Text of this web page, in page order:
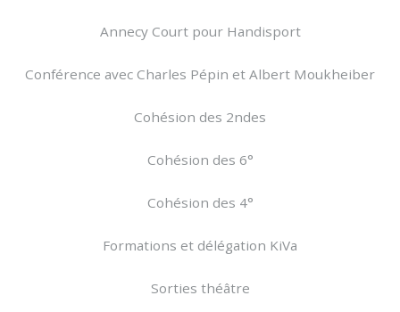
Annecy Court pour Handisport
Conférence avec Charles Pépin et Albert Moukheiber
Cohésion des 2ndes
Cohésion des 6°
Cohésion des 4°
Formations et délégation KiVa
Sorties théâtre